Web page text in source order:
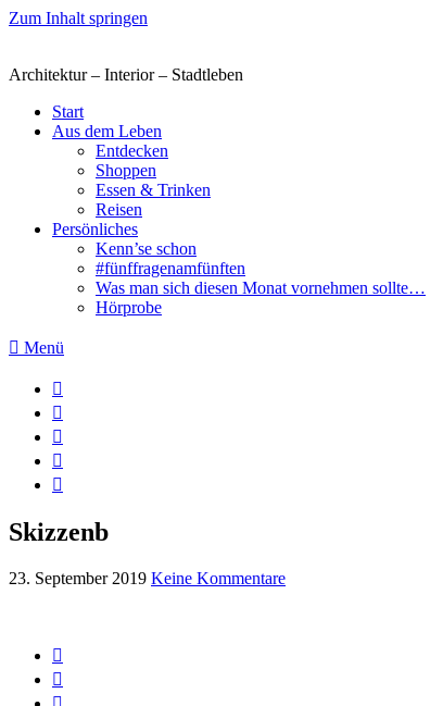
Zum Inhalt springen
Architektur – Interior – Stadtleben
Start
Aus dem Leben
Entdecken
Shoppen
Essen & Trinken
Reisen
Persönliches
Kenn’se schon
#fünffragenamfünften
Was man sich diesen Monat vornehmen sollte…
Hörprobe
Menü
Skizzenb
23. September 2019 Keine Kommentare